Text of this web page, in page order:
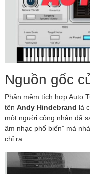
Nguồn gốc
Phần mềm tích hợp Auto
tên Andy Hindebrand là
một người công nhân đã
âm nhạc phổ biến” mà
chỉ ra.